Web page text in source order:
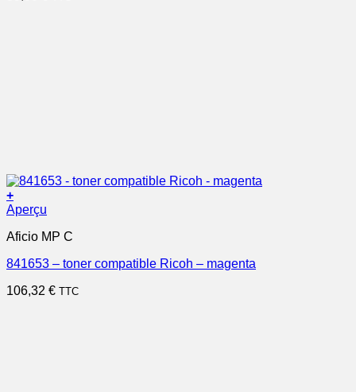
+
Aperçu
Aficio MP C
841653 – toner compatible Ricoh – magenta
106,32 € TTC